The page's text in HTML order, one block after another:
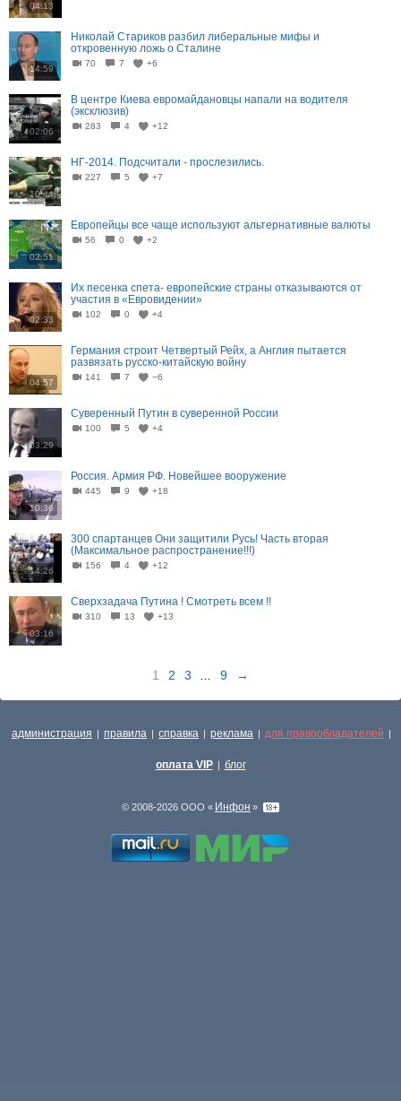
04:13
14:59
Николай Стариков разбил либеральные мифы и
откровенную ложь о Сталине
70 7 +6
02:06
В центре Киева евромайдановцы напали на водителя
(эксклюзив)
283 4 +12
10:44
НГ-2014. Подсчитали - прослезились.
227 5 +7
02:51
Европейцы все чаще используют альтернативные валюты
56 0 +2
02:33
Их песенка спета- европейские страны отказываются от
участия в «Евровидении»
102 0 +4
04:57
Германия строит Четвертый Рейх, а Англия пытается
развязать русско-китайскую войну
141 7 −6
03:29
Суверенный Путин в суверенной России
100 5 +4
10:36
Россия. Армия РФ. Новейшее вооружение
445 9 +18
14:26
300 спартанцев Они защитили Русь! Часть вторая
(Максимальное распространение!!!)
156 4 +12
03:16
Сверхзадача Путина ! Смотреть всем !!
310 13 +13
1 2 3 9 →
администрация | правила | справка | реклама | для правообладателей |
оплата VIP | блог
© 2008-2026 ООО « Инфон »